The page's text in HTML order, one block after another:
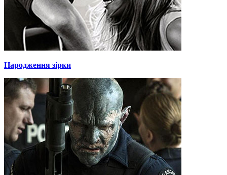
Народження зірки